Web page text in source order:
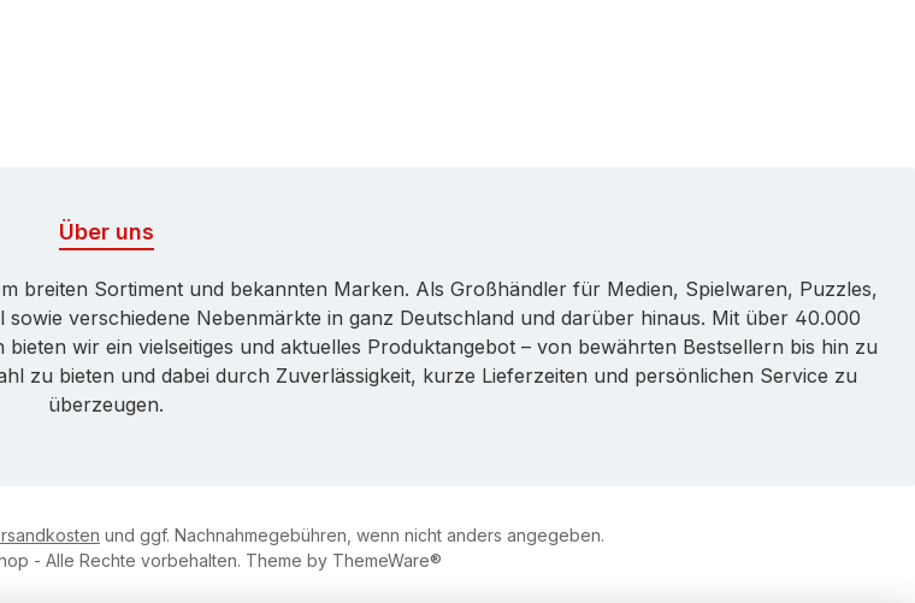
Über uns
breiten Sortiment und bekannten Marken. Als Großhändler für Medien, Spielwaren, Puzzles,
verschiedene Nebenmärkte in ganz Deutschland und darüber hinaus. Mit über 40.000
wir ein vielseitiges und aktuelles Produktangebot – von bewährten Bestsellern bis hin zu
zu bieten und dabei durch Zuverlässigkeit, kurze Lieferzeiten und persönlichen Service zu
überzeugen.
und ggf. Nachnahmegebühren, wenn nicht anders angegeben.
- Alle Rechte vorbehalten. Theme by ThemeWare®